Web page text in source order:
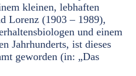
kleinen, lebhaften
Lorenz (1903 – 1989),
und einem
Jahrhunderts, ist dieses
geworden (in: „Das